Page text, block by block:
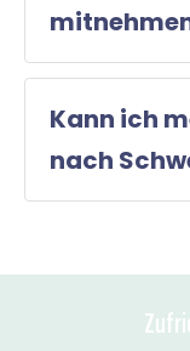
Kann ich
nach